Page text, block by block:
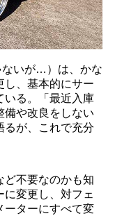
ないが…）は、かな
し、基本的にサー
いる。「最近入庫
備や改良をしない
るが、これで充分
ど不要なのかも知
変更し、対フェ
ーターにすべて変